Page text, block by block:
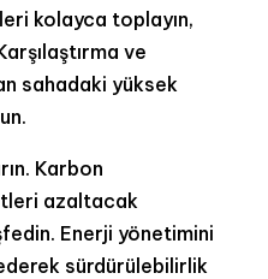
kolayca toplayın,
ve
sahadaki yüksek
Karbon
azaltacak
Enerji yönetimini
sürdürülebilirlik